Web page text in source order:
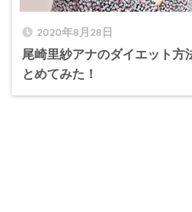
2020年8月28日
尾崎里紗アナのダイエット方
とめてみた！